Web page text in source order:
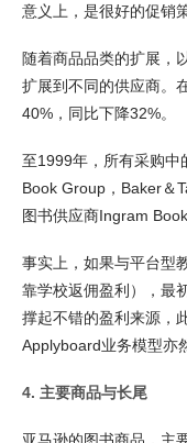
意义上，是很好的促销
随着商品品类的扩展，
扩展到不同的供应商。
40%，同比下降32%。
至1999年，所有采购中
Book Group，Baker＆
图书供应商Ingram
事实上，如果与平台型
靠学校返佣盈利），最
撑起不错的盈利来源，
Applyboard业务模型亦
4. 主要商品与长尾
亚马逊的图书商品，主